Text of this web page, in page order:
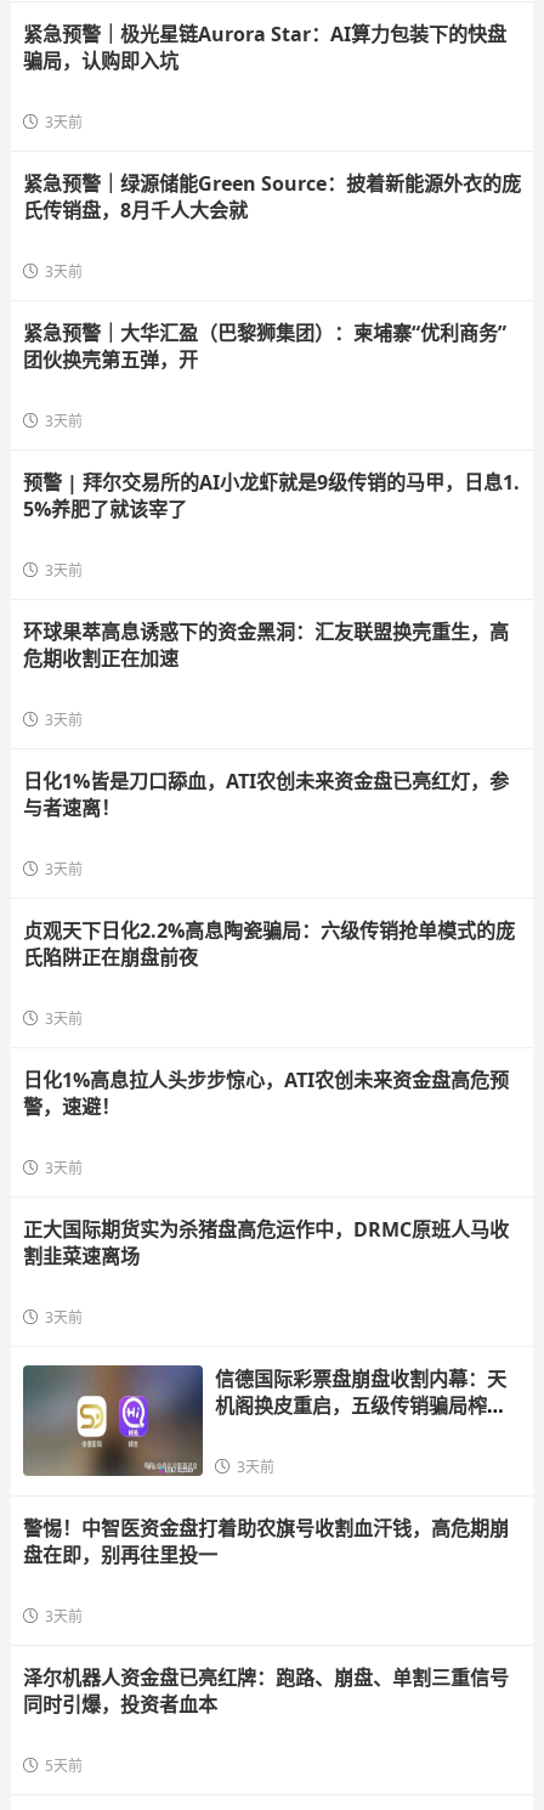
紧急预警｜极光星链Aurora Star：AI算力包装下的快盘
骗局，认购即入坑
3天前
紧急预警｜绿源储能Green Source：披着新能源外衣的庞
氏传销盘，8月千人大会就
3天前
紧急预警｜大华汇盈（巴黎狮集团）：柬埔寨“优利商务”
团伙换壳第五弹，开
3天前
预警 | 拜尔交易所的AI小龙虾就是9级传销的马甲，日息1.
5%养肥了就该宰了
3天前
环球果萃高息诱惑下的资金黑洞：汇友联盟换壳重生，高
危期收割正在加速
3天前
日化1%皆是刀口舔血，ATI农创未来资金盘已亮红灯，参
与者速离！
3天前
贞观天下日化2.2%高息陶瓷骗局：六级传销抢单模式的庞
氏陷阱正在崩盘前夜
3天前
日化1%高息拉人头步步惊心，ATI农创未来资金盘高危预
警，速避！
3天前
正大国际期货实为杀猪盘高危运作中，DRMC原班人马收
割韭菜速离场
3天前
信德国际彩票盘崩盘收割内幕：天
机阁换皮重启，五级传销骗局榨干
3天前
警惕！中智医资金盘打着助农旗号收割血汗钱，高危期崩
盘在即，别再往里投一
3天前
泽尔机器人资金盘已亮红牌：跑路、崩盘、单割三重信号
同时引爆，投资者血本
5天前